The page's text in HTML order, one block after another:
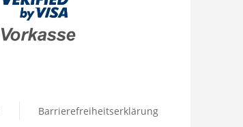
Barrierefreiheitserklärung